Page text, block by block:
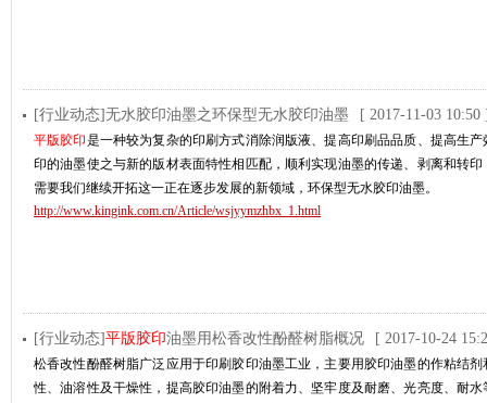
[行业动态]无水胶印油墨之环保型无水胶印油墨 [ 2017-11-03 10:50
平版胶印是一种较为复杂的印刷方式消除润版液、提高印刷品品质、提高生
印的油墨使之与新的版材表面特性相匹配，顺利实现油墨的传递、剥离和转
需要我们继续开拓这一正在逐步发展的新领域，环保型无水胶印油墨。
http://www.kingink.com.cn/Article/wsjyymzhbx_1.html
[行业动态]平版胶印油墨用松香改性酚醛树脂概况 [ 2017-10-24
松香改性酚醛树脂广泛应用于印刷胶印油墨工业，主要用胶印油墨的作粘结
性、油溶性及干燥性，提高胶印油墨的附着力、坚牢度及耐磨、光亮度、耐